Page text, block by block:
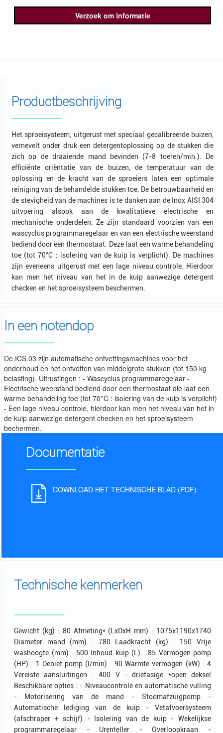
Verzoek om informatie
Productbeschrijving
Het sproeisysteem, uitgerust met speciaal gecalibreerde buizen,
vernevelt onder druk een detergentoplossing op de stukken die
zich op de draaiende mand bevinden (7-8 toeren/min.). De
efficiënte oriëntatie van de buizen, de temperatuur van de
oplossing en de kracht van de sproeiers laten een optimale
reiniging van de behandelde stukken toe. De betrouwbaarheid en
de stevigheid van de machines is te danken aan de Inox AISI 304
uitvoering alsook aan de kwalitatieve electrische en
mechanische onderdelen. Ze zijn standaard voorzien van een
wascyclus programmaregelaar en van een electrische weerstand
bediend door een thermostaat. Deze laat een warme behandeling
toe (tot 70°C : isolering van de kuip is verplicht). De machines
zijn eveneens uitgerust met een lage niveau controle. Hierdoor
kan men het niveau van het in de kuip aanwezige detergent
checken en het sproeisysteem beschermen.
In een notendop
De ICS.03 zijn automatische ontvettingsmachines voor het
onderhoud en het ontvetten van middelgrote stukken (tot 150 kg
belasting). Uitrustingen : - Wascyclus programmaregelaar -
Electrische weerstand bediend door een thermostaat die laat een
warme behandeling toe (tot 70°C : isolering van de kuip is verplicht)
- Een lage niveau controle, hierdoor kan men het niveau van het in
de kuip aanwezige detergent checken en het sproeisysteem
bechermen.
Documentatie
DOWNLOAD HET TECHNISCHE BLAD (PDF)
Technische kenmerken
Gewicht (kg) : 80 Afmeting* (LxDxH mm) : 1075x1190x1740
Diameter mand (mm) : 780 Laadkracht (kg) : 150 Vrije
washoogte (mm) : 500 Inhoud kuip (L) : 85 Vermogen pomp
(HP) : 1 Debiet pomp (l/min) : 90 Warmte vermogen (kW) : 4
Vereiste aansluitingen : 400 V - driefasige *open deksel
Beschikbare opties : - Niveaucontrole en automatische vulling
- Motorisering van de mand - Stoomafzuigpomp -
Automatische lediging van de kuip - Vetafvoersysteem
(afschraper + schijf) - Isolering van de kuip - Wekelijkse
programmaregelaar - Urenteller - Overloopkraan -